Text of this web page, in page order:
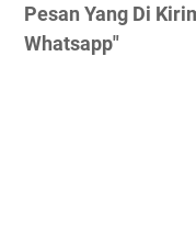
Pesan Yang Di
Whatsapp"